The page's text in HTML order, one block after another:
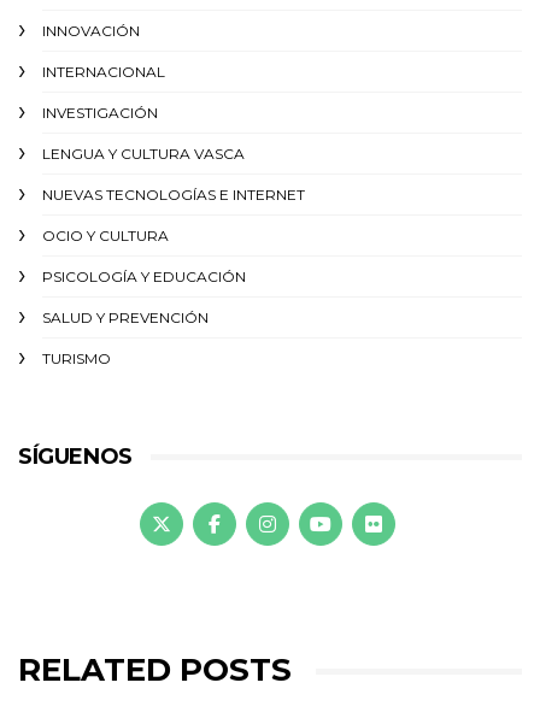
INNOVACIÓN
INTERNACIONAL
INVESTIGACIÓN
LENGUA Y CULTURA VASCA
NUEVAS TECNOLOGÍAS E INTERNET
OCIO Y CULTURA
PSICOLOGÍA Y EDUCACIÓN
SALUD Y PREVENCIÓN
TURISMO
SÍGUENOS
RELATED POSTS